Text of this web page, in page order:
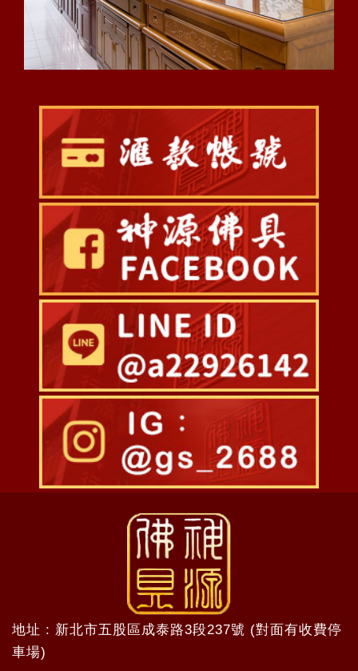
地址 : 新北市五股區成泰路3段237號 (對面有收費停
車場)